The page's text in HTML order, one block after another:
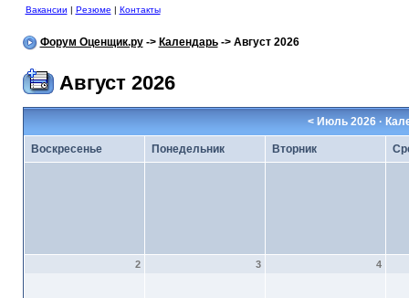
Вакансии | Резюме | Контакты
Форум Оценщик.ру-> Календарь-> Август 2026
Август 2026
< Июль 2026·
Воскресенье Понедельник Вторник
2 3 4